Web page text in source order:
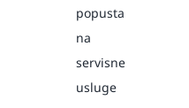
popusta
na
servisne
usluge